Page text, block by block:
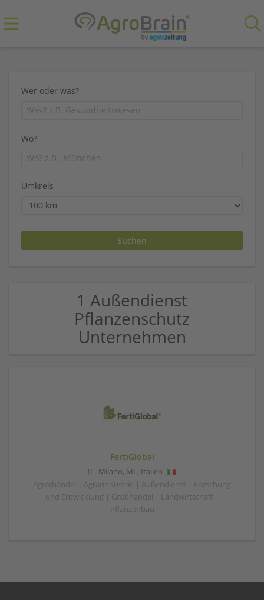
Wer oder was?
Wo?
Umkreis
1 Außendienst
Pflanzenschutz
Unternehmen
FertiGlobal
Milano, MI , Italien
Agrarhandel | Agrarindustrie | Außendienst | Forschung
und Entwicklung | Großhandel | Landwirtschaft |
Pflanzenbau